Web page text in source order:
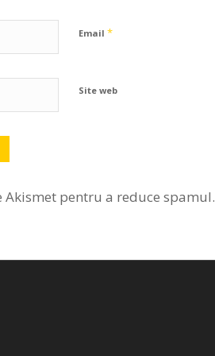
Email *
Site web
Akismet pentru a reduce spamul.